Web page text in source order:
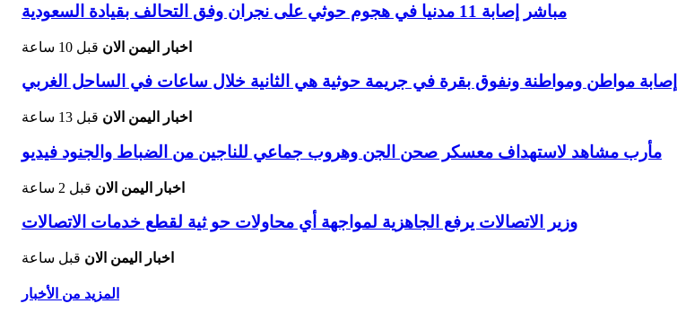
مباشر إصابة 11 مدنيا في هجوم حوثي على نجران وفق التحالف بقيادة السعودية
اخبار اليمن الان قبل 10 ساعة
إصابة مواطن ومواطنة ونفوق بقرة في جريمة حوثية هي الثانية خلال ساعات في الساحل الغربي
اخبار اليمن الان قبل 13 ساعة
مأرب مشاهد لاستهداف معسكر صحن الجن وهروب جماعي للناجين من الضباط والجنود فيديو
اخبار اليمن الان قبل 2 ساعة
وزير الاتصالات يرفع الجاهزية لمواجهة أي محاولات حو ثية لقطع خدمات الاتصالات
اخبار اليمن الان قبل ساعة
المزيد من الأخبار